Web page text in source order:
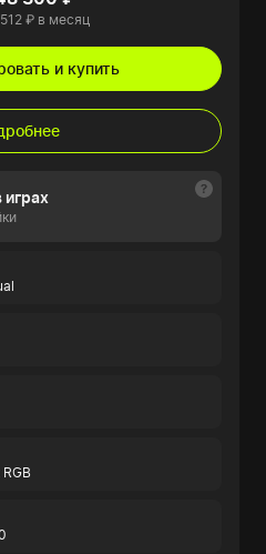
₽ в месяц
и купить
играх